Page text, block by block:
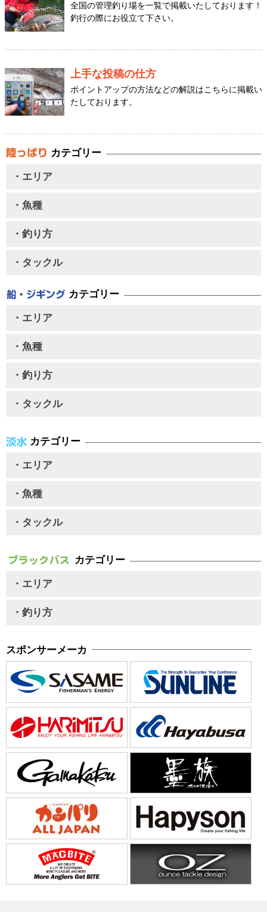
全国の管理釣り場を一覧で掲載いたしております！
釣行の際にお役立て下さい。
上手な投稿の仕方
ポイントアップの方法などの解説はこちらに掲載い
たしております。
カテゴリー
・エリア
・魚種
・釣り方
・タックル
カテゴリー
・エリア
・魚種
・釣り方
・タックル
カテゴリー
・エリア
・魚種
・タックル
カテゴリー
・エリア
・釣り方
スポンサーメーカ